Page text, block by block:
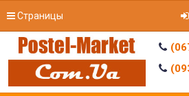
Страницы